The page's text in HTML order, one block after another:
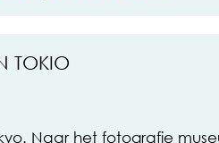
TOKIO
Naar het fotografie